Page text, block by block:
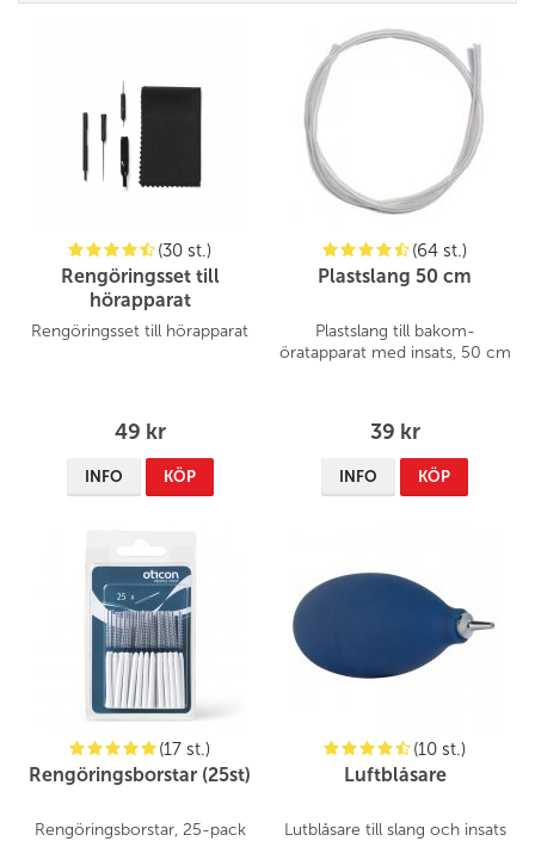
(30 st.)
Rengöringsset till
hörapparat
Rengöringsset till hörapparat
49 kr
INFO KÖP
(64 st.)
Plastslang 50 cm
Plastslang till bakom-
öratapparat med insats, 50 cm
39 kr
INFO KÖP
(17 st.)
Rengöringsborstar (25st)
Rengöringsborstar, 25-pack
(10 st.)
Luftblåsare
Lutblåsare till slang och insats